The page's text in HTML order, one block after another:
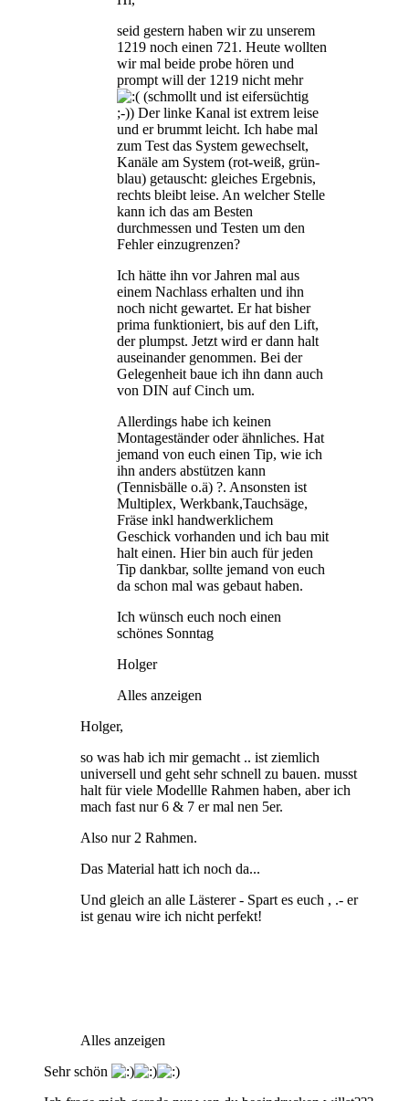
seid gestern haben wir zu unserem
1219 noch einen 721. Heute wollten
wir mal beide probe hören und
prompt will der 1219 nicht mehr
(schmollt und ist eifersüchtig
;-)) Der linke Kanal ist extrem leise
und er brummt leicht. Ich habe mal
zum Test das System gewechselt,
Kanäle am System (rot-weiß, grün-
blau) getauscht: gleiches Ergebnis,
rechts bleibt leise. An welcher Stelle
kann ich das am Besten
durchmessen und Testen um den
Fehler einzugrenzen?
Ich hätte ihn vor Jahren mal aus
einem Nachlass erhalten und ihn
noch nicht gewartet. Er hat bisher
prima funktioniert, bis auf den Lift,
der plumpst. Jetzt wird er dann halt
auseinander genommen. Bei der
Gelegenheit baue ich ihn dann auch
von DIN auf Cinch um.
Allerdings habe ich keinen
Montageständer oder ähnliches. Hat
jemand von euch einen Tip, wie ich
ihn anders abstützen kann
(Tennisbälle o.ä) ?. Ansonsten ist
Multiplex, Werkbank,Tauchsäge,
Fräse inkl handwerklichem
Geschick vorhanden und ich bau mit
halt einen. Hier bin auch für jeden
Tip dankbar, sollte jemand von euch
da schon mal was gebaut haben.
Ich wünsch euch noch einen
schönes Sonntag
Holger
Alles anzeigen
Holger,
so was hab ich mir gemacht .. ist ziemlich
universell und geht sehr schnell zu bauen. musst
halt für viele Modellle Rahmen haben, aber ich
mach fast nur 6 & 7 er mal nen 5er.
Also nur 2 Rahmen.
Das Material hatt ich noch da...
Und gleich an alle Lästerer - Spart es euch , .- er
ist genau wire ich nicht perfekt!
Alles anzeigen
Sehr schön